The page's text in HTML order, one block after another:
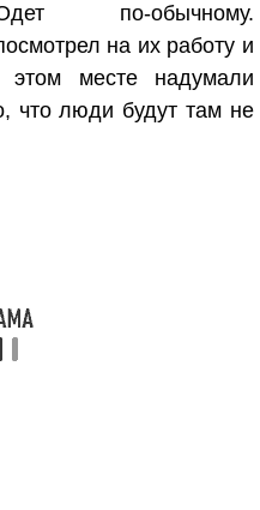
по-обычному.
на их работу и
месте надумали
что люди будут там не